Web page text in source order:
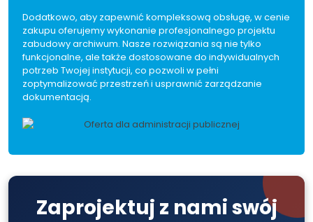
Dodatkowo, aby zapewnić kompleksową obsługę, w cenie
zakupu oferujemy wykonanie profesjonalnego projektu
zabudowy archiwum. Nasze rozwiązania są nie tylko
funkcjonalne, ale także dostosowane do indywidualnych
potrzeb Twojej instytucji, co pozwoli w pełni
zoptymalizować przestrzeń i usprawnić zarządzanie
dokumentacją.
Zaprojektuj z nami swój